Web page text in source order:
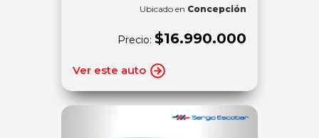
Ubicado en Concepción
Precio: $16.990.000
Ver este auto